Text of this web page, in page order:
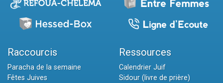
Raccourcis
Paracha de la semaine
Fêtes Juives
Ressources
Calendrier Juif
Sidour (livre de prière)